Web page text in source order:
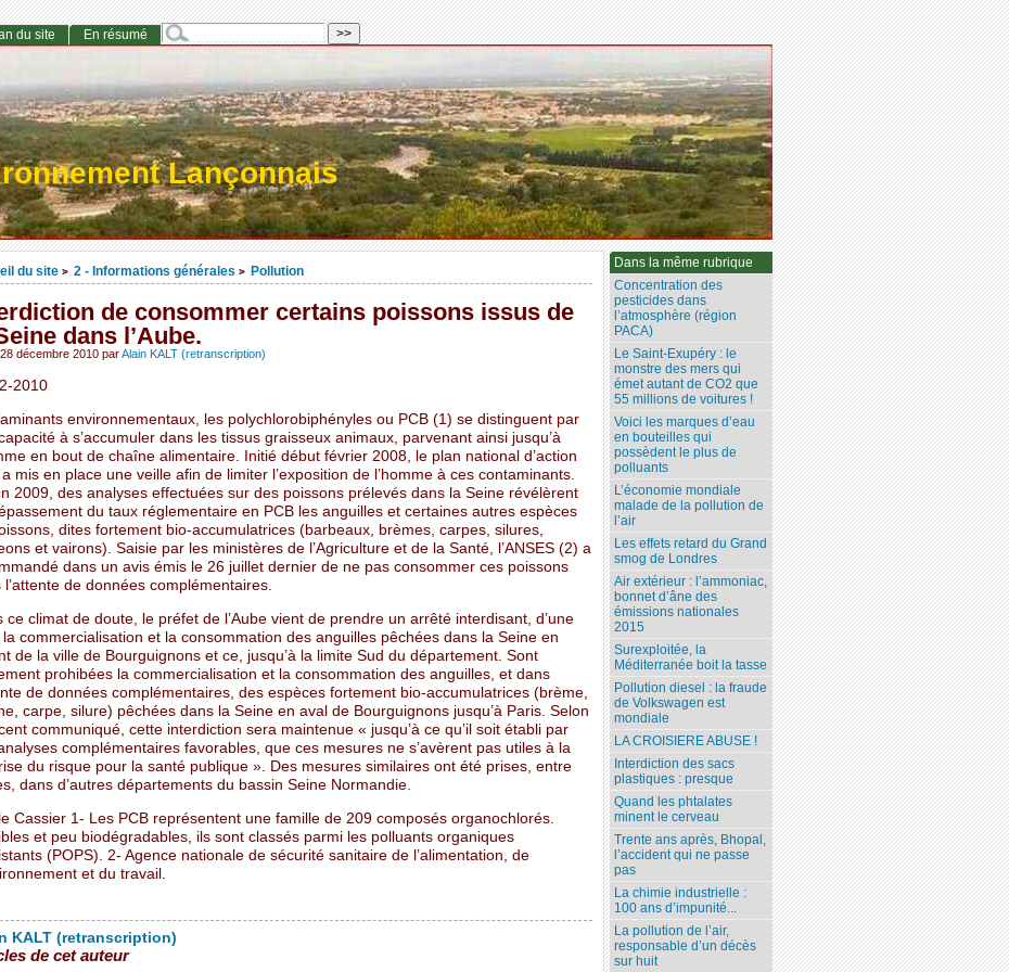
Lançonnais
du site > 2 - Informations générales > Pollution
de consommer certains poissons issus de
dans l’Aube.
décembre 2010 parAlain KALT (retranscription)
2010
environnementaux, les polychlorobiphényles ou PCB (1) se distinguent par
à s’accumuler dans les tissus graisseux animaux, parvenant ainsi jusqu’à
en bout de chaîne alimentaire. Initié début février 2008, le plan national d’action
a mis en place une veille afin de limiter l’exposition de l’homme à ces contaminants.
2009, des analyses effectuées sur des poissons prélevés dans la Seine révélèrent
du taux réglementaire en PCB les anguilles et certaines autres espèces
dites fortement bio-accumulatrices (barbeaux, brèmes, carpes, silures,
et vairons). Saisie par les ministères de l’Agriculture et de la Santé, l’ANSES (2) a
dans un avis émis le 26 juillet dernier de ne pas consommer ces poissons
l’attente de données complémentaires.
ce climat de doute, le préfet de l’Aube vient de prendre un arrêté interdisant, d’une
la commercialisation et la consommation des anguilles pêchées dans la Seine en
de la ville de Bourguignons et ce, jusqu’à la limite Sud du département. Sont
prohibées la commercialisation et la consommation des anguilles, et dans
de données complémentaires, des espèces fortement bio-accumulatrices (brème,
carpe, silure) pêchées dans la Seine en aval de Bourguignons jusqu’à Paris. Selon
communiqué, cette interdiction sera maintenue « jusqu’à ce qu’il soit établi par
complémentaires favorables, que ces mesures ne s’avèrent pas utiles à la
du risque pour la santé publique ». Des mesures similaires ont été prises, entre
dans d’autres départements du bassin Seine Normandie.
Cassier 1- Les PCB représentent une famille de 209 composés organochlorés.
et peu biodégradables, ils sont classés parmi les polluants organiques
(POPS). 2- Agence nationale de sécurité sanitaire de l’alimentation, de
et du travail.
KALT (retranscription)
de cet auteur
Dans la même rubrique
Concentration des
pesticides dans
l’atmosphère (région
PACA)
Le Saint-Exupéry : le
monstre des mers qui
émet autant de CO2 que
55 millions de voitures !
Voici les marques d’eau
en bouteilles qui
possèdent le plus de
polluants
L’économie mondiale
malade de la pollution de
l’air
Les effets retard du Grand
smog de Londres
Air extérieur : l’ammoniac,
bonnet d’âne des
émissions nationales
2015
Surexploitée, la
Méditerranée boit la tasse
Pollution diesel : la fraude
de Volkswagen est
mondiale
LA CROISIERE ABUSE !
Interdiction des sacs
plastiques : presque
Quand les phtalates
minent le cerveau
Trente ans après, Bhopal,
l’accident qui ne passe
pas
La chimie industrielle :
100 ans d’impunité...
La pollution de l’air,
responsable d’un décès
sur huit
du site En résumé